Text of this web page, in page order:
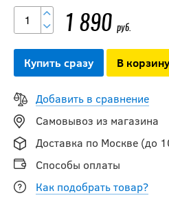
1 890 руб.
Купить сразу В корзину
Добавить в сравнение
Самовывоз из магазина
Доставка по Москве (до
Способы оплаты
Как подобрать товар?